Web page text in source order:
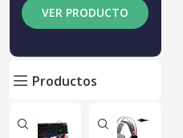
VER PRODUCTO
Productos